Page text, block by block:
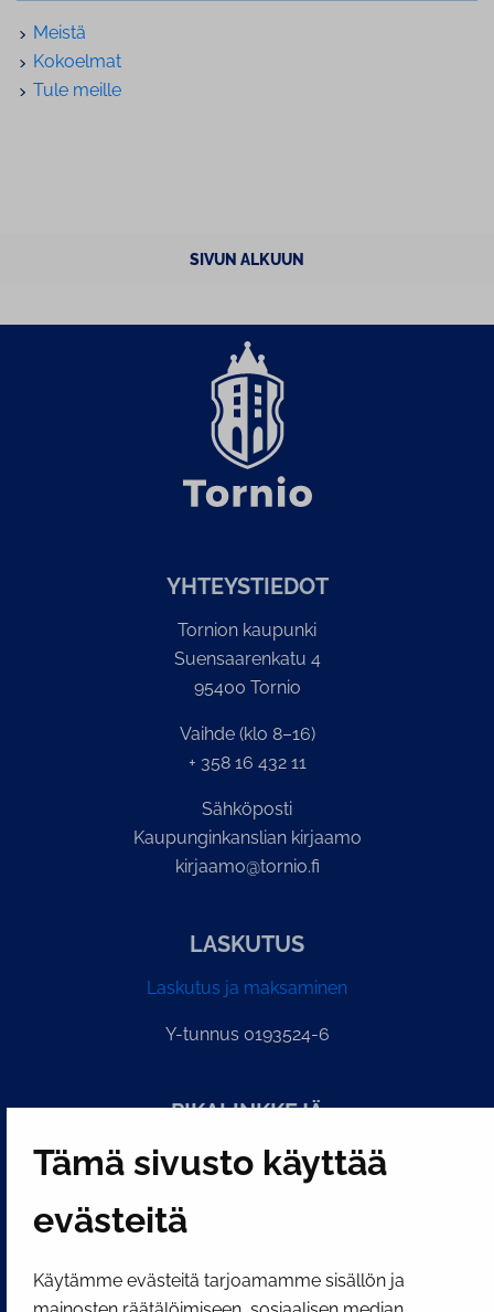
Tämä sivusto käyttää
evästeitä
Käytämme evästeitä tarjoamamme sisällön ja
Meistä
Kokoelmat
Tule meille
SIVUN ALKUUN
YH­TEYS­TIE­DOT
Tornion kaupunki
Suensaarenkatu 4
95400 Tornio
Vaihde (klo 8–16)
+ 358 16 432 11
Sähköposti
Kaupunginkanslian kirjaamo
kirjaamo@tornio.fi
LASKUTUS
Laskutus ja maksaminen
Y-tunnus 0193524-6
PI­KA­LINK­KE­JÄ
Näytä evästeasetukseni
SOSIAALINEN MEDIA
Facebook InstagramYouTube